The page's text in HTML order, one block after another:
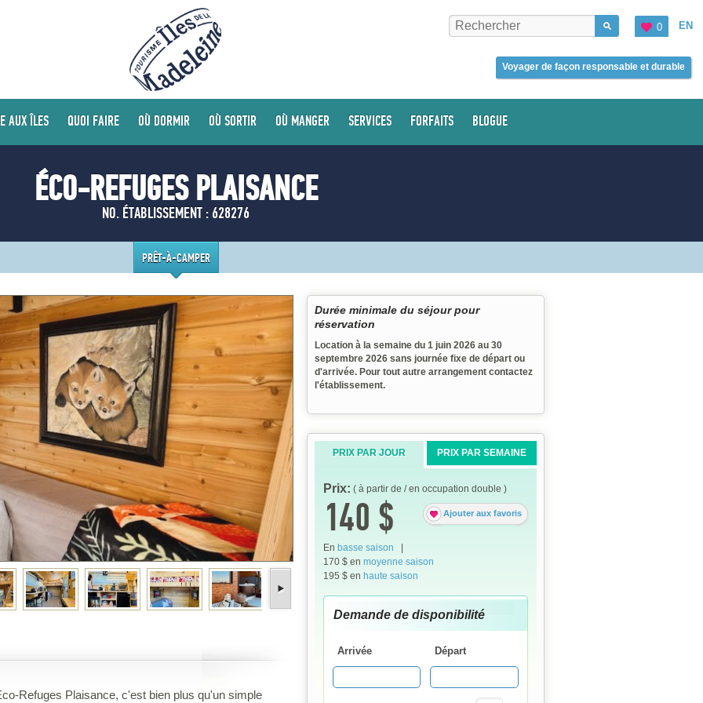
EN
0
Voyager de façon responsable et durable
AUX ÎLES QUOI FAIRE OÙ DORMIR OÙ SORTIR OÙ MANGER SERVICES FORFAITS BLOGUE
ÉCO-REFUGES PLAISANCE
NO. ÉTABLISSEMENT : 628276
PRÊT-À-CAMPER
Refuges Plaisance, c'est bien plus qu'un simple
Durée minimale du séjour pour
réservation
Location à la semaine du 1 juin 2026 au 30
septembre 2026 sans journée fixe de départ ou
d'arrivée. Pour tout autre arrangement contactez
l'établissement.
PRIX PAR JOUR PRIX PAR SEMAINE
Prix: ( à partir de / en occupation double )
Ajouter aux favoris
140 $
En basse saison |
170 $ en moyenne saison
195 $ en haute saison
Demande de disponibilité
Arrivée Départ